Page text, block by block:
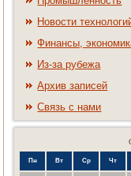
Новости
Финансы,
Из-за рубежа
Архив записей
Связь с нами
Пн Вт Ср Чт